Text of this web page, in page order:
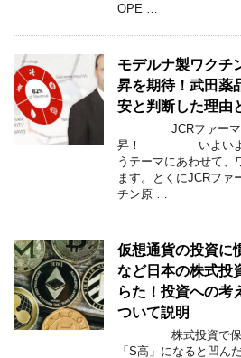
OPE …
モデルナ製ワクチ
昇を期待！武田薬
安と判断した理由
JCRファーマな
昇！ いよいよ国
うテーマにあわせて、
ます。とくにJCRファ
チン原 …
仮想通貨の投資に
など日本の株式投
らた！投資への考
ついて説明
株式投資で保有
「S高」になると凹ん